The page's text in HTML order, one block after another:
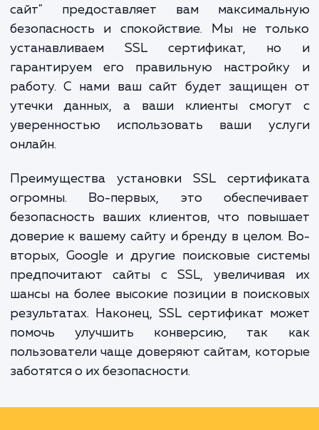
информацию пользователей, могут
подвержены перехвату и
недобросовестных целях.
Наша услуга "Установка SSL
сайт" предоставляет вам
безопасность и спокойствие. Мы не
гарантируем его правильную
работу. С нами ваш сайт будет
утечки данных, а ваши клиенты
уверенностью использовать ваши
онлайн.
Преимущества установки SSL
огромны. Во-первых, это
безопасность ваших клиентов, что
доверие к вашему сайту и бренду в
предпочитают сайты с SSL,